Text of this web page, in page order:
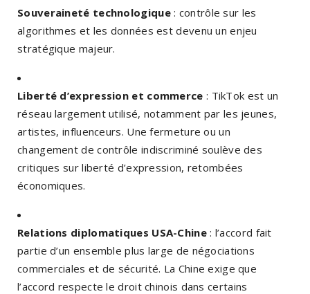
Souveraineté technologique: contrôle sur les
algorithmes et les données est devenu un enjeu
stratégique majeur.
Liberté d’expression et commerce : TikTok est un
réseau largement utilisé, notamment par les jeunes,
artistes, influenceurs. Une fermeture ou un
changement de contrôle indiscriminé soulève des
critiques sur liberté d’expression, retombées
économiques.
Relations diplomatiques USA-Chine: l’accord fait
partie d’un ensemble plus large de négociations
commerciales et de sécurité. La Chine exige que
l’accord respecte le droit chinois dans certains